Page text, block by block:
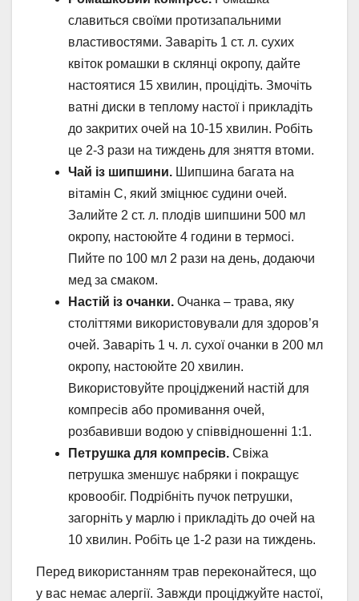
славиться своїми протизапальними
властивостями. Заваріть 1 ст. л. сухих
квіток ромашки в склянці окропу, дайте
настоятися 15 хвилин, процідіть. Змочіть
ватні диски в теплому настої і прикладіть
до закритих очей на 10-15 хвилин. Робіть
це 2-3 рази на тиждень для зняття втоми.
Чай із шипшини. Шипшина багата на
вітамін С, який зміцнює судини очей.
Залийте 2 ст. л. плодів шипшини 500 мл
окропу, настоюйте 4 години в термосі.
Пийте по 100 мл 2 рази на день, додаючи
мед за смаком.
Настій із очанки. Очанка – трава, яку
століттями використовували для здоров’я
очей. Заваріть 1 ч. л. сухої очанки в 200 мл
окропу, настоюйте 20 хвилин.
Використовуйте проціджений настій для
компресів або промивання очей,
розбавивши водою у співвідношенні 1:1.
Петрушка для компресів. Свіжа
петрушка зменшує набряки і покращує
кровообіг. Подрібніть пучок петрушки,
загорніть у марлю і прикладіть до очей на
10 хвилин. Робіть це 1-2 рази на тиждень.
Перед використанням трав переконайтеся, що
у вас немає алергії. Завжди проціджуйте настої,